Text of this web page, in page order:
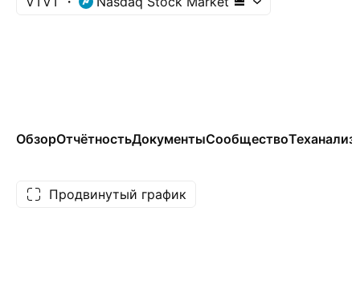
ОбзорОтчётностьДокументыСообществоТеханализ
Продвинутый график